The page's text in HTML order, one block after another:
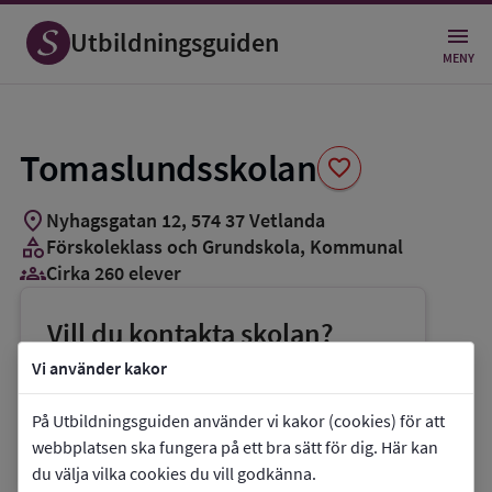
Vi använder kakor
På Utbildningsguiden använder vi kakor (cookies) för att
webbplatsen ska fungera på ett bra sätt för dig. Här kan
du välja vilka cookies du vill godkänna.
Utbildningsguiden MENY
Tomaslundsskolan favorite
Spara
som
favorit
location_on Nyhagsgatan 12, 574 37Vetlanda
categoryFörskoleklass och Grundskola, Kommunal
groups_3Cirka 260 elever
Vill du kontakta skolan?
phoneTelefon:0383-97516
E-post: ann-louise.lofgren@vetlanda.se
link Webbplats:Tomaslundsskolan